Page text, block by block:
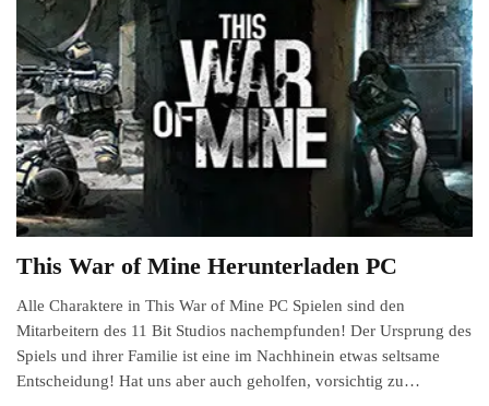
This War of Mine Herunterladen PC
Alle Charaktere in This War of Mine PC Spielen sind den
Mitarbeitern des 11 Bit Studios nachempfunden! Der Ursprung des
Spiels und ihrer Familie ist eine im Nachhinein etwas seltsame
Entscheidung! Hat uns aber auch geholfen, vorsichtig zu…